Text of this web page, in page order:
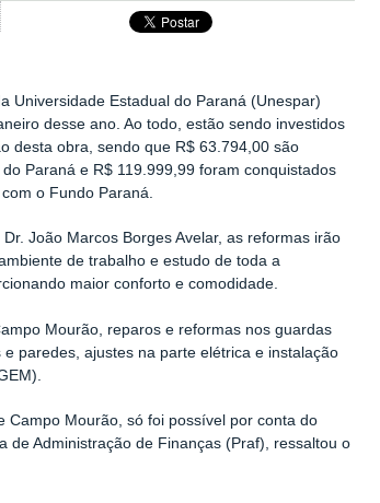
Universidade Estadual do Paraná (Unespar)
desse ano. Ao todo, estão sendo investidos
desta obra, sendo que R$ 63.794,00 são
Paraná e R$ 119.999,99 foram conquistados
o Fundo Paraná.
João Marcos Borges Avelar, as reformas irão
de trabalho e estudo de toda a
maior conforto e comodidade.
Mourão, reparos e reformas nos guardas
paredes, ajustes na parte elétrica e instalação
Campo Mourão, só foi possível por conta do
de Administração de Finanças (Praf), ressaltou o